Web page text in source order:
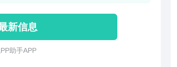
芬） 4.演奏简单，难以掌握。在某些高速
新信息
P 助 手 A P P